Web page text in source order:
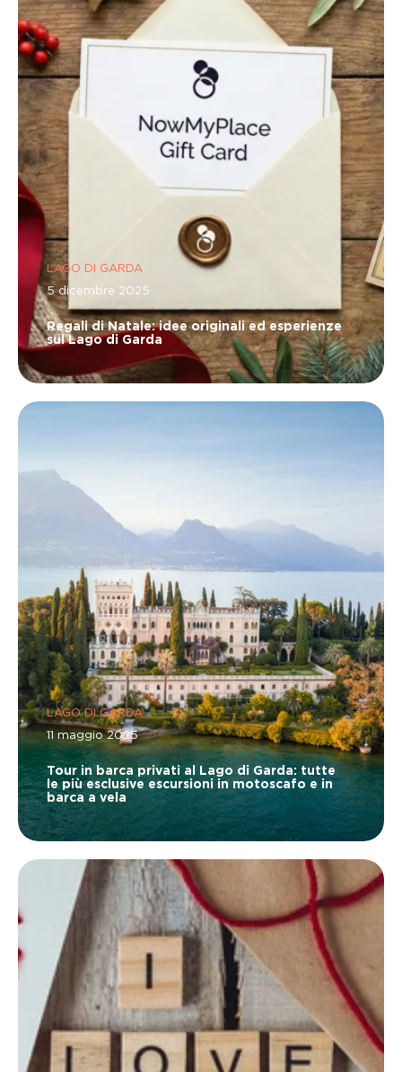
LAGO DI GARDA
5 dicembre 2025
Regali di Natale: idee originali ed esperienze
sul Lago di Garda
LAGO DI GARDA
11 maggio 2025
Tour in barca privati al Lago di Garda: tutte
le più esclusive escursioni in motoscafo e in
barca a vela